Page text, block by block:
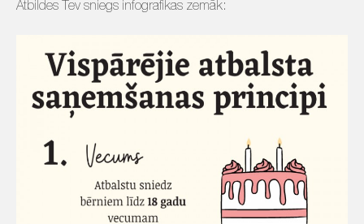
Atbildes Tev sniegs infografikas zemāk: